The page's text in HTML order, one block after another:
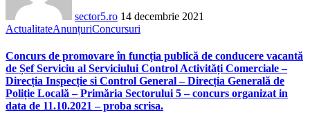
sector5.ro 14 decembrie 2021
ActualitateAnunțuriConcursuri
Concurs de promovare în funcția publică de conducere vacantă
de Șef Serviciu al Serviciului Control Activități Comerciale –
Direcția Inspecție si Control General – Direcția Generală de
Poliție Locală – Primăria Sectorului 5 – concurs organizat in
data de 11.10.2021 – proba scrisa.